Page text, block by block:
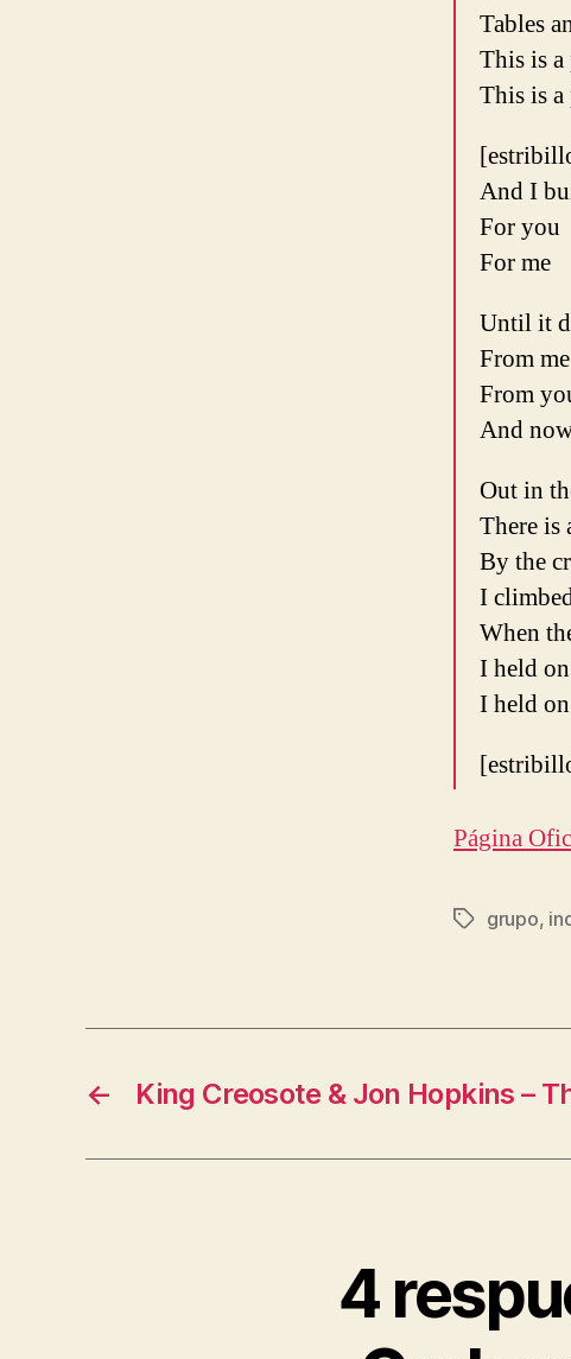
Tables
This is a
This is a
And I
For you
For me
Until it
From me
From
And
Out in
There is
By the
I
When
I held
I held
Página
Etiquetas
grupo,
← King Creosote & Jon Hopkins –
4